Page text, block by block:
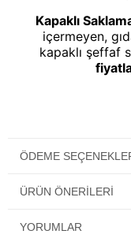
Kapaklı
içermeyen,
kapaklı şeffaf
ÖDEME
ÜRÜN ÖNERILERI
YORUMLAR